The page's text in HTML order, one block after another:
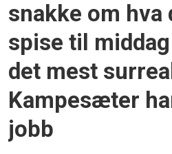
snakke om hva
spise til
det mest
Kampesæter
jobb